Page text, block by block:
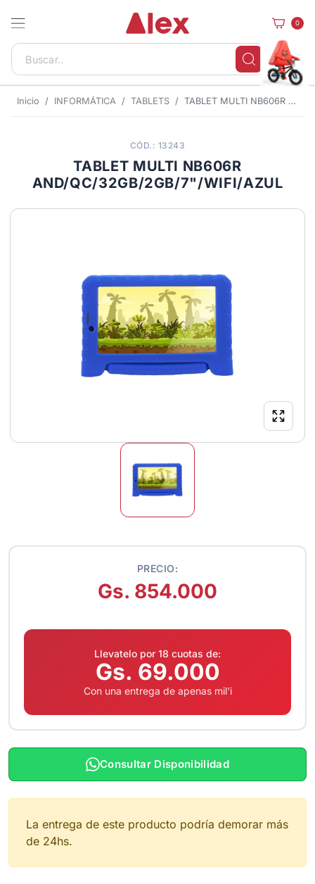
0
Inicio INFORMÁTICA TABLETS TABLET MULTI NB606R AND/QC/32GB/2GB/7"/WIFI/AZUL
CÓD.: 13243
TABLET MULTI NB606R
AND/QC/32GB/2GB/7"/WIFI/AZUL
PRECIO:
Gs. 854.000
Llevatelo por 18 cuotas de:
Gs. 69.000
Con una entrega de apenas mil'i
Consultar Disponibilidad
La entrega de este producto podría demorar más
de 24hs.